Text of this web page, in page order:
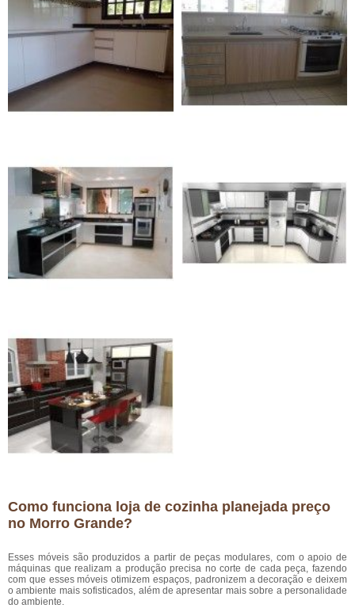
Como funciona loja de cozinha planejada preço
no Morro Grande?
Esses móveis são produzidos a partir de peças modulares, com o apoio de
máquinas que realizam a produção precisa no corte de cada peça, fazendo
com que esses móveis otimizem espaços, padronizem a decoração e deixem
o ambiente mais sofisticados, além de apresentar mais sobre a personalidade
do ambiente.